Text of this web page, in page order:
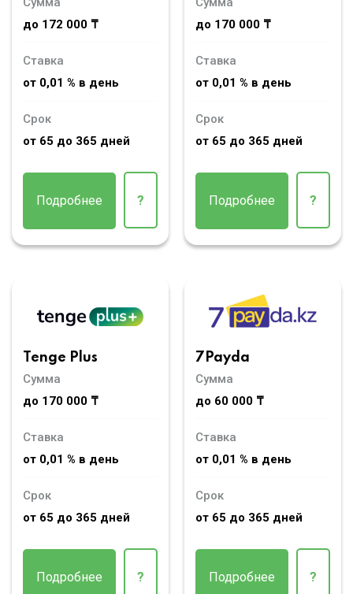
до 172 000 ₸
Ставка
от 0,01 % в день
Срок
от 65 до 365 дней
Подробнее ?
до 170 000 ₸
Ставка
от 0,01 % в день
Срок
от 65 до 365 дней
Подробнее ?
Tenge Plus
Сумма
до 170 000 ₸
Ставка
от 0,01 % в день
Срок
от 65 до 365 дней
Подробнее ?
7Payda
Сумма
до 60 000 ₸
Ставка
от 0,01 % в день
Срок
от 65 до 365 дней
Подробнее ?